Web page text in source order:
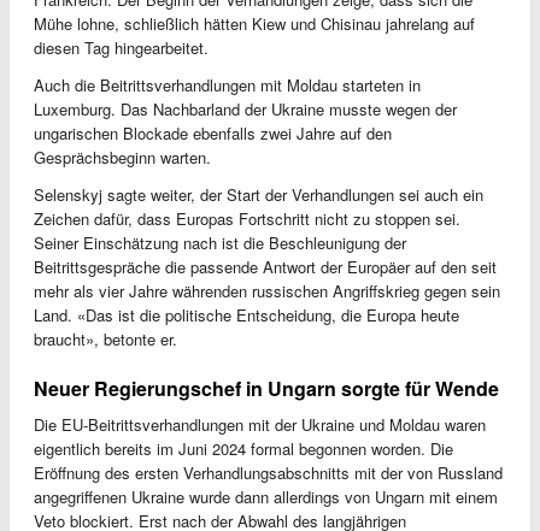
Mühe lohne, schließlich hätten Kiew und Chisinau jahrelang auf
diesen Tag hingearbeitet.
Auch die Beitrittsverhandlungen mit Moldau starteten in
Luxemburg. Das Nachbarland der Ukraine musste wegen der
ungarischen Blockade ebenfalls zwei Jahre auf den
Gesprächsbeginn warten.
Selenskyj sagte weiter, der Start der Verhandlungen sei auch ein
Zeichen dafür, dass Europas Fortschritt nicht zu stoppen sei.
Seiner Einschätzung nach ist die Beschleunigung der
Beitrittsgespräche die passende Antwort der Europäer auf den seit
mehr als vier Jahre währenden russischen Angriffskrieg gegen sein
Land. «Das ist die politische Entscheidung, die Europa heute
braucht», betonte er.
Neuer Regierungschef in Ungarn sorgte für Wende
Die EU-Beitrittsverhandlungen mit der Ukraine und Moldau waren
eigentlich bereits im Juni 2024 formal begonnen worden. Die
Eröffnung des ersten Verhandlungsabschnitts mit der von Russland
angegriffenen Ukraine wurde dann allerdings von Ungarn mit einem
Veto blockiert. Erst nach der Abwahl des langjährigen